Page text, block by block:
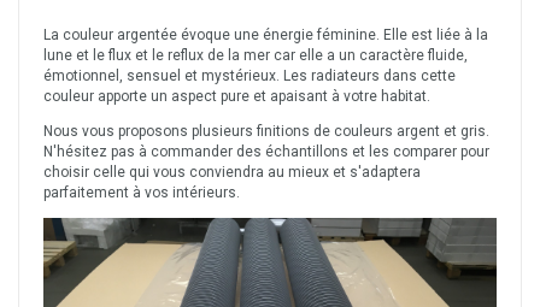
La couleur argentée évoque une énergie féminine. Elle est liée à la
lune et le flux et le reflux de la mer car elle a un caractère fluide,
émotionnel, sensuel et mystérieux. Les radiateurs dans cette
couleur apporte un aspect pure et apaisant à votre habitat.
Nous vous proposons plusieurs finitions de couleurs argent et gris.
N'hésitez pas à commander des échantillons et les comparer pour
choisir celle qui vous conviendra au mieux et s'adaptera
parfaitement à vos intérieurs.